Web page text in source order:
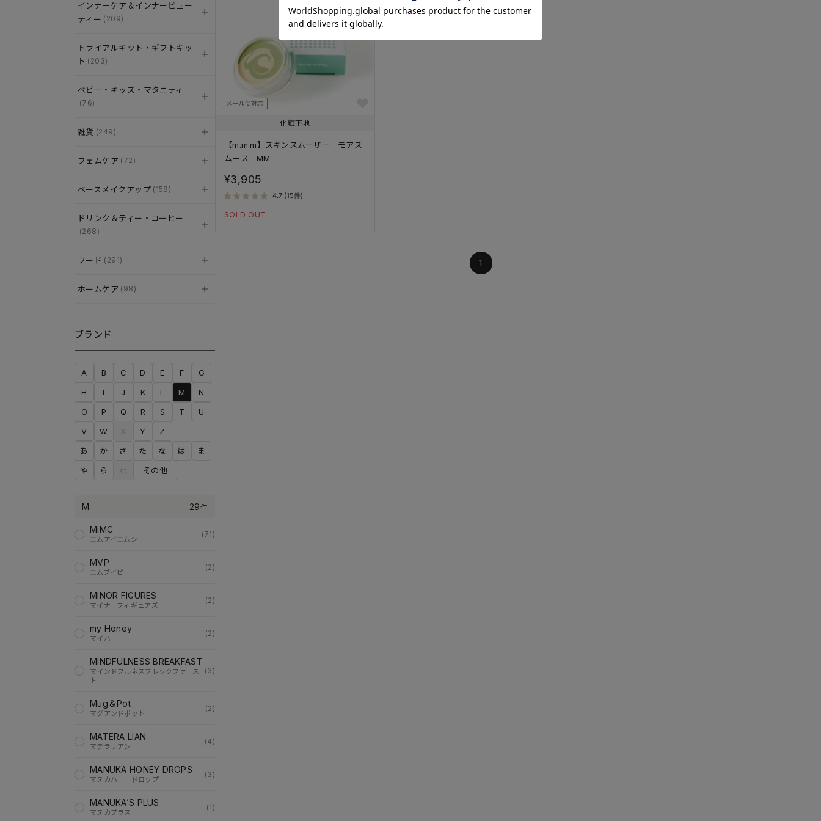
インナーケア＆インナービュー
ティー (209)
トライアルキット・ギフトキッ
ト (203)
ベビー・キッズ・マタニティ
(76)
雑貨 (249)
フェムケア (72)
ベースメイクアップ (158)
ドリンク＆ティー・コーヒー
(268)
フード (291)
ホームケア (98)
ブランド
A B C D E F
G
H
I J K L M
N
O
P Q R S T
U
V
W X Y
Z
あ
か さ た な は
ま
や
ら わ その他
M 29件
MiMC
エムアイエムシー
(71)
MVP
エムブイピー
(2)
MINOR FIGURES
マイナーフィギュアズ
(2)
my Honey
マイハニー
(2)
MINDFULNESS BREAKFAST
マインドフルネスブレックファース
ト
(3)
Mug＆Pot
マグアンドポット
(2)
MATERA LIAN
マテラリアン
(4)
MANUKA HONEY DROPS
マヌカハニードロップ
(3)
MANUKA’S PLUS
マヌカプラス
(1)
メール便対応
化粧下地
【m.m.m】スキンスムーザー モアス
ムース MM
¥3,905
SOLD OUT
1